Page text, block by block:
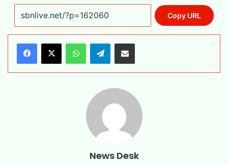
Copy URL
WhatsAppTelegramShare via Email
News Desk